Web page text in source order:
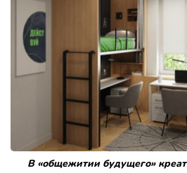
В «общежитии будущего»